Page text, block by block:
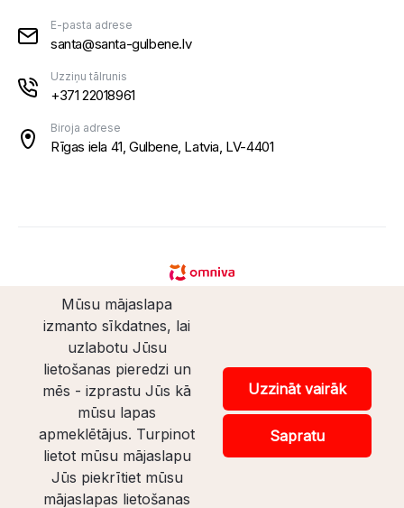
E-pasta adrese
santa@santa-gulbene.lv
Uzziņu tālrunis
+371 22018961
Biroja adrese
Rīgas iela 41, Gulbene, Latvia, LV-4401
© Santaveikals 2026. Visas tiesības aizsargātas.
Uz lapas augšu
Veikala izstrāde
Mūsu mājaslapa
izmanto sīkdatnes, lai
uzlabotu Jūsu
lietošanas pieredzi un
mēs - izprastu Jūs kā
mūsu lapas
apmeklētājus. Turpinot
lietot mūsu mājaslapu
Jūs piekrītiet mūsu
mājaslapas lietošanas
Uzzināt vairāk
Sapratu